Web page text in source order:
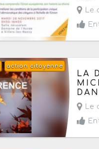
Le
action citoyenne
Le
LA
Le